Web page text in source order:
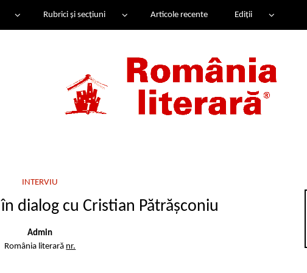
Rubrici și secțiuni Articole recente Ediții
INTERVIU
dialog cu Cristian Pătrășconiu
Admin
România literară nr.